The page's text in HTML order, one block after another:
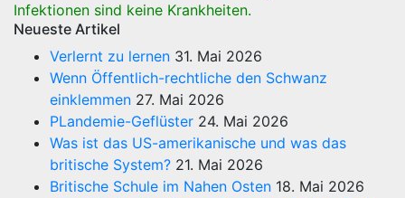
Infektionen sind keine Krankheiten.
Neueste Artikel
Verlernt zu lernen 31. Mai 2026
Wenn Öffentlich-rechtliche den Schwanz
einklemmen 27. Mai 2026
PLandemie-Geflüster 24. Mai 2026
Was ist das US-amerikanische und was das
britische System? 21. Mai 2026
Britische Schule im Nahen Osten 18. Mai 2026